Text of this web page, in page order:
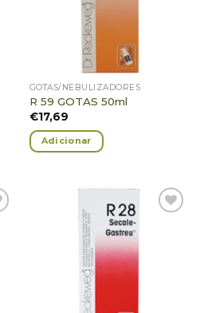
GOTAS/NEBULIZADORES
R 59 GOTAS 50ml
€17,69
Adicionar
Favoritos